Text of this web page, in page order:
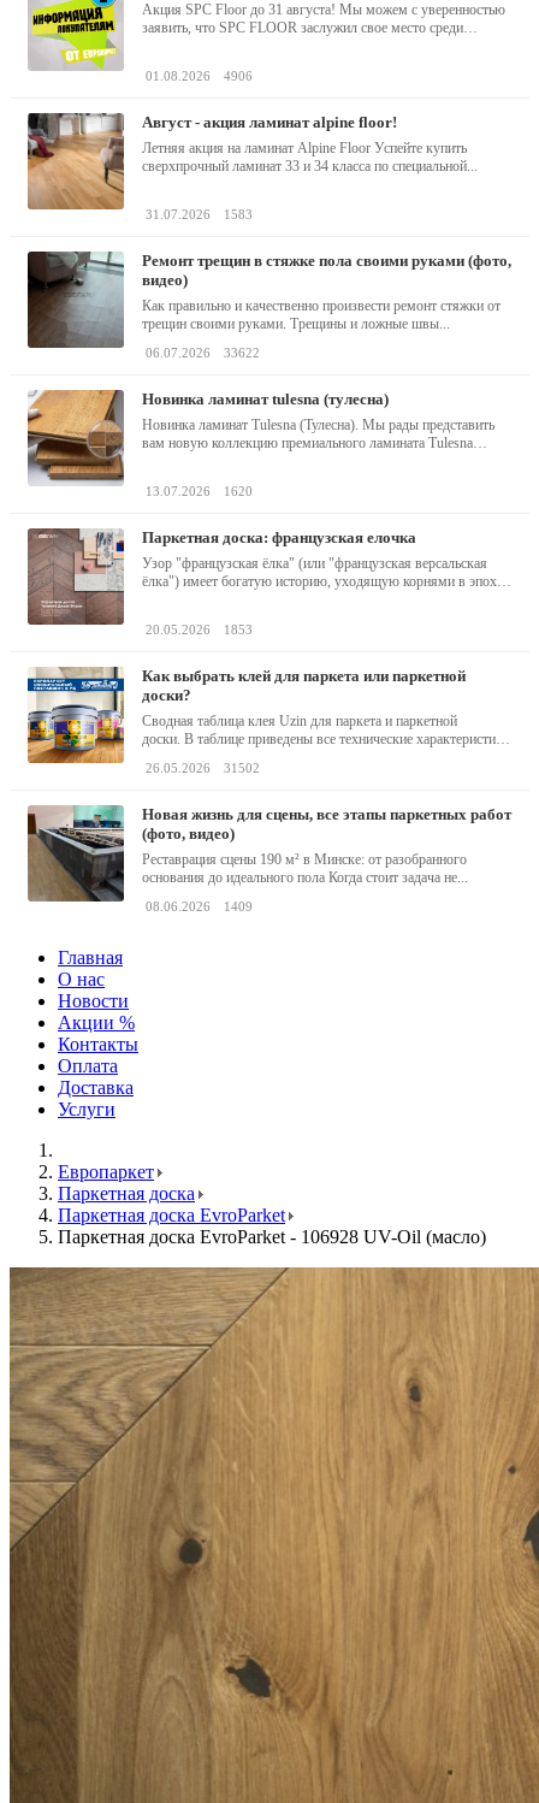
Акция SPC Floor до 31 августа! Мы можем с уверенностью
заявить, что SPC FLOOR заслужил свое место среди
01.08.2026 4906
август - акция ламинат alpine floor!
Летняя акция на ламинат Alpine Floor Успейте купить
сверхпрочный ламинат 33 и 34 класса по специальной...
31.07.2026 1583
ремонт трещин в стяжке пола своими руками (фото,
видео)
Как правильно и качественно произвести ремонт стяжки от
трещин своими руками. Трещины и ложные швы...
06.07.2026 33622
новинка ламинат tulesna (тулесна)
Новинка ламинат Tulesna (Тулесна). Мы рады представить
вам новую коллекцию премиального ламината Tulesna
13.07.2026 1620
паркетная доска: французская елочка
Узор "французская ёлка" (или "французская версальская
ёлка") имеет богатую историю, уходящую корнями в эпоху
20.05.2026 1853
как выбрать клей для паркета или паркетной
доски?
Сводная таблица клея Uzin для паркета и паркетной
доски. В таблице приведены все технические характеристики
26.05.2026 31502
новая жизнь для сцены, все этапы паркетных работ
(фото, видео)
Реставрация сцены 190 м² в Минске: от разобранного
основания до идеального пола Когда стоит задача не...
08.06.2026 1409
Главная
О нас
Новости
Акции %
Контакты
Оплата
Доставка
Услуги
Европаркет
Паркетная доска
Паркетная доска EvroParket
Паркетная доска EvroParket - 106928 UV-Oil (масло)